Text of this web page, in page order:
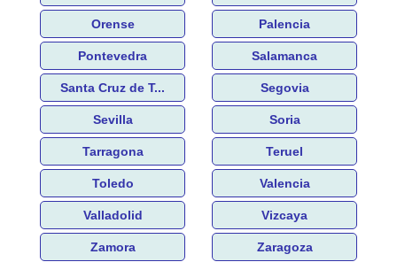
Orense Palencia
Pontevedra Salamanca
Santa Cruz de T... Segovia
Sevilla Soria
Tarragona Teruel
Toledo Valencia
Valladolid Vizcaya
Zamora Zaragoza